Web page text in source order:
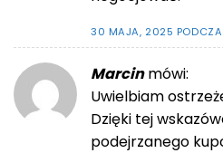
30 MAJA, 2025
Marcin mówi:
Uwielbiam
Dzięki tej
podejrzanego